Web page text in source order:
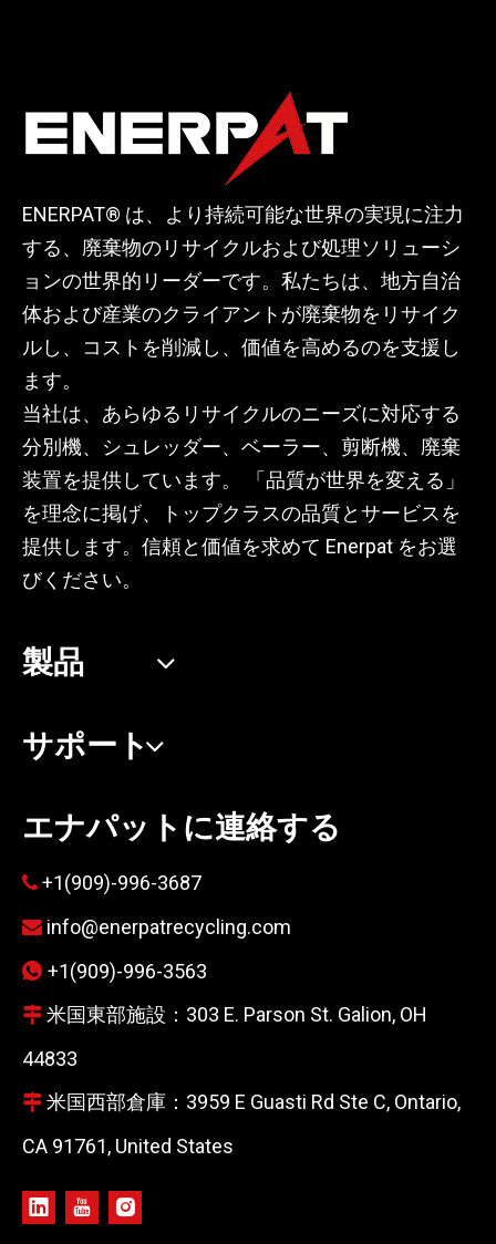
ENERPAT® は、より持続可能な世界の実現に注力
する、廃棄物のリサイクルおよび処理ソリューシ
ョンの世界的リーダーです。私たちは、地方自治
体および産業のクライアントが廃棄物をリサイク
ルし、コストを削減し、価値を高めるのを支援し
ます。
当社は、あらゆるリサイクルのニーズに対応する
分別機、シュレッダー、ベーラー、剪断機、廃棄
装置を提供しています。 「品質が世界を変える」
を理念に掲げ、トップクラスの品質とサービスを
提供します。信頼と価値を求めて Enerpat をお選
びください。
製品
サポート
エナパットに連絡する
 +1(909)-996-3687
 info@enerpatrecycling.com
 +1(909)-996-3563
 米国東部施設：303 E. Parson St. Galion, OH
44833
 米国西部倉庫：3959 E Guasti Rd Ste C, Ontario,
CA 91761, United States